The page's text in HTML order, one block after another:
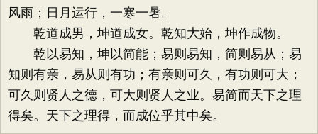
风雨；日月运行，一寒一暑。
乾道成男，坤道成女。乾知大始，坤作成物。
乾以易知，坤以简能；易则易知，简则易从；易
知则有亲，易从则有功；有亲则可久，有功则可大；
可久则贤人之德，可大则贤人之业。易简而天下之理
得矣。天下之理得，而成位乎其中矣。